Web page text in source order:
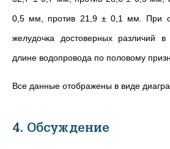
0,5 мм, против 21,9 ± 0,1 мм. При
желудочка достоверных различий
длине водопровода по половому
Все данные отображены в виде
4. Обсуждение